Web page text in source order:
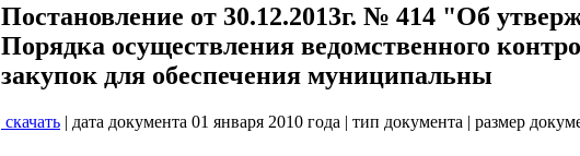
Постановление от 30.12.2013г. № 414 "Об
Порядка осуществления ведомственного
закупок для обеспечения муниципальны
скачать | дата документа 01 января 2010 года | тип документа | размер